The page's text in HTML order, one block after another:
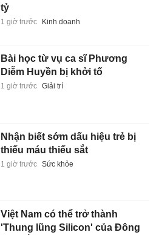
tỷ
1 giờ trước Kinh doanh
Bài học từ vụ ca sĩ Phương
Diễm Huyền bị khởi tố
1 giờ trước Giải trí
Nhận biết sớm dấu hiệu trẻ bị
thiếu máu thiếu sắt
1 giờ trước Sức khỏe
Việt Nam có thể trở thành
'Thung lũng Silicon' của Đông